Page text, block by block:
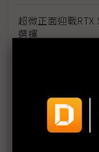
超微正面迎戰
選擇
x86優勢
光寶邱森彬：